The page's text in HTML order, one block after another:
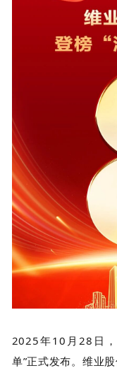
2025年10 月28 日
单”正式发布。维业